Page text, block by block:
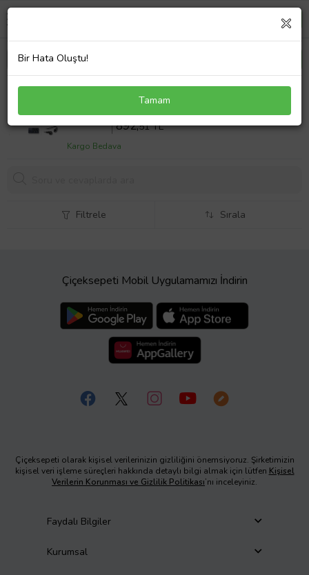
Hp Pavilion dv3-4016TX Notebook Adaptör Laptop
Sepette %10 İndirim
892,51 TL
Kargo Bedava
Filtrele Sırala
Çiçeksepeti Mobil Uygulamamızı İndirin
Çiçeksepeti olarak kişisel verilerinizin gizliliğini önemsiyoruz. Şirketimizin
kişisel veri işleme süreçleri hakkında detaylı bilgi almak için lütfen Kişisel
Verilerin Korunması ve Gizlilik Politikası’nı inceleyiniz.
Faydalı Bilgiler
Kurumsal
Bir Hata Oluştu!
Tamam